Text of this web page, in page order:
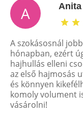
A Anita
A szokásosnál
hónapban, ezért
hajhullás elleni
az első hajmosás
és könnyen
komoly volument
vásárolni!